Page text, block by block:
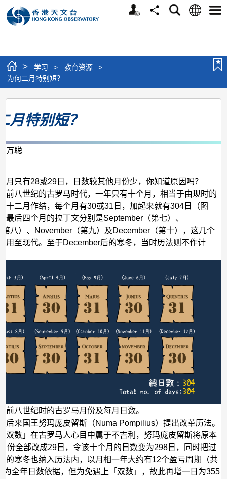
个
分
搜
语
选
> 学习 > 教育资源
>
为何二月特别短？
为
何
月
别
短？
月特别短？
万聪
月只有28或29日，日数较其他月份少，你知道原因吗？
前八世纪的古罗马时代，一年只有十个月，相当于由现时的
十二月作结，每个月有30或31日，加起来就有304日（图
最后四个月的拉丁文分别是September（第七）、
第八）、November（第九）及December（第十），这几个
用至现代。至于December后的寒冬，当时历法则不作计
前八世纪时的古罗马月份及每月日数。
后来国王努玛庞皮留斯（Numa Pompilius）提出改革历法。
双数」在古罗马人心目中属于不吉利，努玛庞皮留斯将原本
份全部改成29日，令该十个月的日数变为298日，同时把过
的寒冬也纳入历法内，以月相一年大约有12个盈亏周期（共
为全年日数依据，但为免遇上「双数」，故此再增一日为355